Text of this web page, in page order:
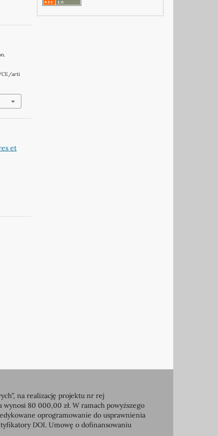
CE/arti
et
na realizację projektu nr rej
80 000,00 zł. W ramach powyższego
oprogramowanie do usprawnienia
DOI. Umowę o dofinansowaniu